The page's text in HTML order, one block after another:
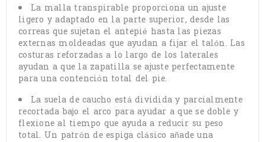
La malla transpirable proporciona un ajuste
ligero y adaptado en la parte superior, desde las
correas que sujetan el antepié hasta las piezas
externas moldeadas que ayudan a fijar el talón. Las
costuras reforzadas a lo largo de los laterales
ayudan a que la zapatilla se ajuste perfectamente
para una contención total del pie.
La suela de caucho está dividida y parcialmente
recortada bajo el arco para ayudar a que se doble y
flexione al tiempo que ayuda a reducir su peso
total. Un patrón de espiga clásico añade una